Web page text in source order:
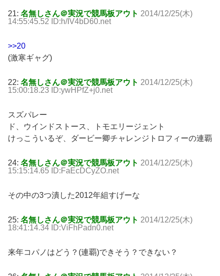
21: 名無しさん＠実況で競馬板アウト 2014/12/25(木)
14:55:45.52 ID:h/IV4bD60.net
>>20
(激寒ギャグ)
22: 名無しさん＠実況で競馬板アウト 2014/12/25(木)
15:00:18.23 ID:ywHPfZ+j0.net
スズパレー
ド、ウインドストース、トモエリージェント
けっこういるぞ、ダービー卿チャレンジトロフィーの連覇
24: 名無しさん＠実況で競馬板アウト 2014/12/25(木)
15:15:14.65 ID:FaEcDCyZO.net
その中の3つ潰した2012年組すげーな
25: 名無しさん＠実況で競馬板アウト 2014/12/25(木)
18:41:14.34 ID:ViFhPadn0.net
来年コパノはどう？(連覇)できそう？できない？